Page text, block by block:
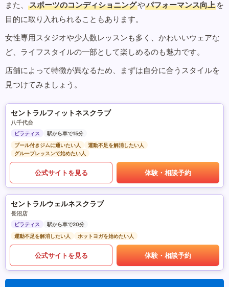
また、
スポーツのコンディショニングやパフォーマンス向上 を
目的に取り入れられることもあります。
女性専用スタジオや少人数レッスンも多く、かわいいウェアな
ど、ライフスタイルの一部として楽しめるのも魅力です。
店舗によって特徴が異なるため、まずは自分に合うスタイルを
見つけてみましょう。
セントラルフィットネスクラブ
八千代台
ピラティス
駅から車で15分
プール付きジムに通いたい人
運動不足を解消したい人
グループレッスンで始めたい人
公式サイトを見る 体験・相談予約
セントラルウェルネスクラブ
長沼店
ピラティス
駅から車で20分
運動不足を解消したい人
ホットヨガを始めたい人
公式サイトを見る 体験・相談予約